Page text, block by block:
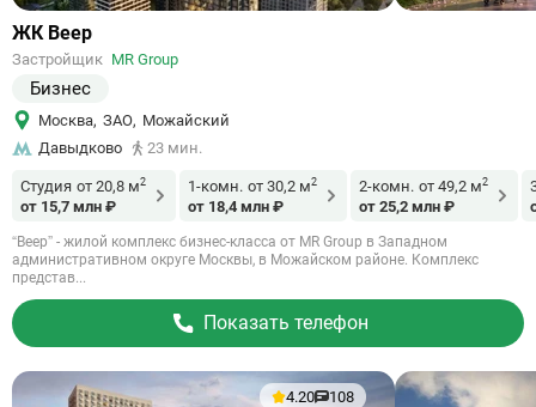
Ссылка
объект
ЖК Веер
Застройщик MR Group
Бизнес
Москва, ЗАО, Можайский
Давыдково
23 мин.
Студия от 20,8 м2
от 15,7 млн ₽
1-комн. от 30,2 м2
от 18,4 млн ₽
2-комн. от 49,2 м2
от 25,2 млн ₽
“Веер” - жилой комплекс бизнес-класса от MR Group в Западном
административном округе Москвы, в Можайском районе. Комплекс
представ...
Показать телефон
4.20 108